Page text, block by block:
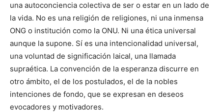
una autoconciencia colectiva de ser o estar en un lado de
la vida. No es una religión de religiones, ni una inmensa
ONG o institución como la ONU. Ni una ética universal
aunque la supone. Sí es una intencionalidad universal,
una voluntad de significación laical, una llamada
supraética. La convención de la esperanza discurre en
otro ámbito, el de los postulados, el de la nobles
intenciones de fondo, que se expresan en deseos
evocadores y motivadores.